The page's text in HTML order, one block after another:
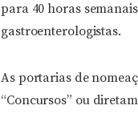
para 40 horas
gastroenterologistas.
As portarias de
“Concursos” ou